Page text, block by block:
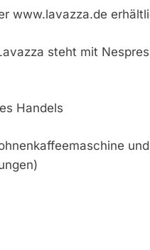
www.lavazza.de
steht mit
Handels